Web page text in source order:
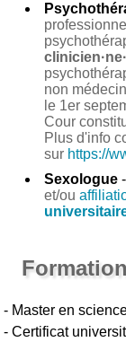
non
le 1er
Cour
Plus d'info
sur https://
Sexologue
et/ou
- Master en
- Certificat